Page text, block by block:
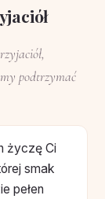
podtrzymać
życzę Ci
smak
pełen